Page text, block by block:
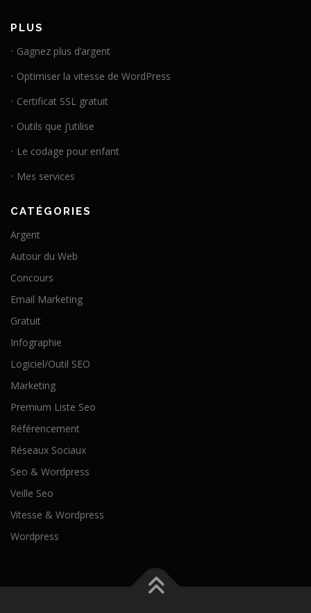
PLUS
• Gagnez plus d’argent
• Optimiser la vitesse de WordPress
• Certificat SSL gratuit
• Outils que j’utilise
• Le codage pour enfant
• Mes services
CATÉGORIES
Argent
Autour du Web
Concours
Email Marketing
Gratuit
Infographie
Logiciel/Outil SEO
Marketing
Premium Liste Seo
Référencement
Réseaux Sociaux
Seo & Wordpress
Veille Seo
Vitesse & Wordpress
Wordpress